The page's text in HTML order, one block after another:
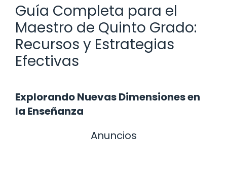
Guía Completa para el
Maestro de Quinto Grado:
Recursos y Estrategias
Efectivas
Explorando Nuevas Dimensiones en
la Enseñanza
Anuncios